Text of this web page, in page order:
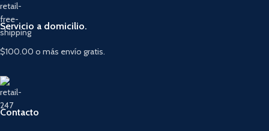
Servicio a domicilio.
$100.00 o más envío gratis.
Contacto